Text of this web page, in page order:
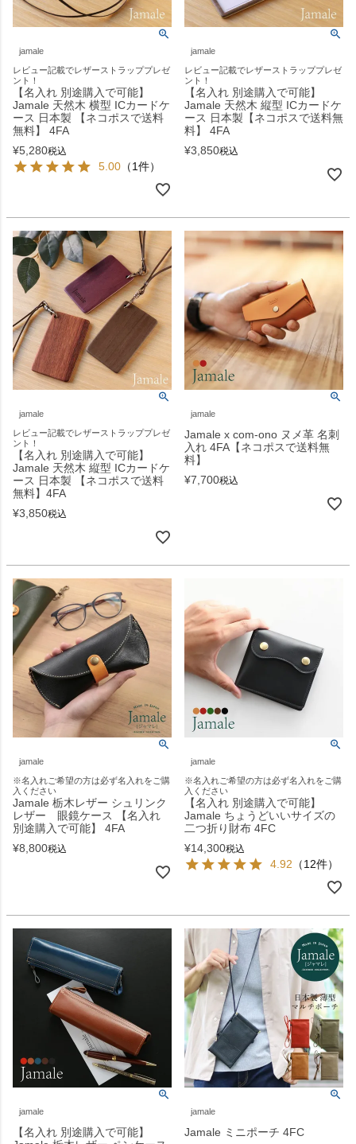
jamale
レビュー記載でレザーストラッププレゼ
ント！
【名入れ 別途購入で可能】
Jamale 天然木 横型 ICカードケ
ース 日本製 【ネコポスで送料
無料】 4FA
¥5,280税込
5.00 （1件）
jamale
レビュー記載でレザーストラッププレゼ
ント！
【名入れ 別途購入で可能】
Jamale 天然木 縦型 ICカードケ
ース 日本製【ネコポスで送料無
料】 4FA
¥3,850税込
jamale
レビュー記載でレザーストラッププレゼ
ント！
【名入れ 別途購入で可能】
Jamale 天然木 縦型 ICカードケ
ース 日本製 【ネコポスで送料
無料】4FA
¥3,850税込
jamale
Jamale x com-ono ヌメ革 名刺
入れ 4FA【ネコポスで送料無
料】
¥7,700税込
jamale
※名入れご希望の方は必ず名入れをご購
入ください
Jamale 栃木レザー シュリンク
レザー 眼鏡ケース 【名入れ
別途購入で可能】 4FA
¥8,800税込
jamale
※名入れご希望の方は必ず名入れをご購
入ください
【名入れ 別途購入で可能】
Jamale ちょうどいいサイズの
二つ折り財布 4FC
¥14,300税込
4.92 （12件）
jamale
【名入れ 別途購入で可能】
jamale
Jamale ミニポーチ 4FC